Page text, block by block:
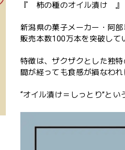
『 柿の種のオイル漬け
新潟県の菓子メーカー・阿
販売本数100万本を突破して
特徴は、ザクザクとした独
間が経っても食感が損なわ
“オイル漬け＝しっとり”と